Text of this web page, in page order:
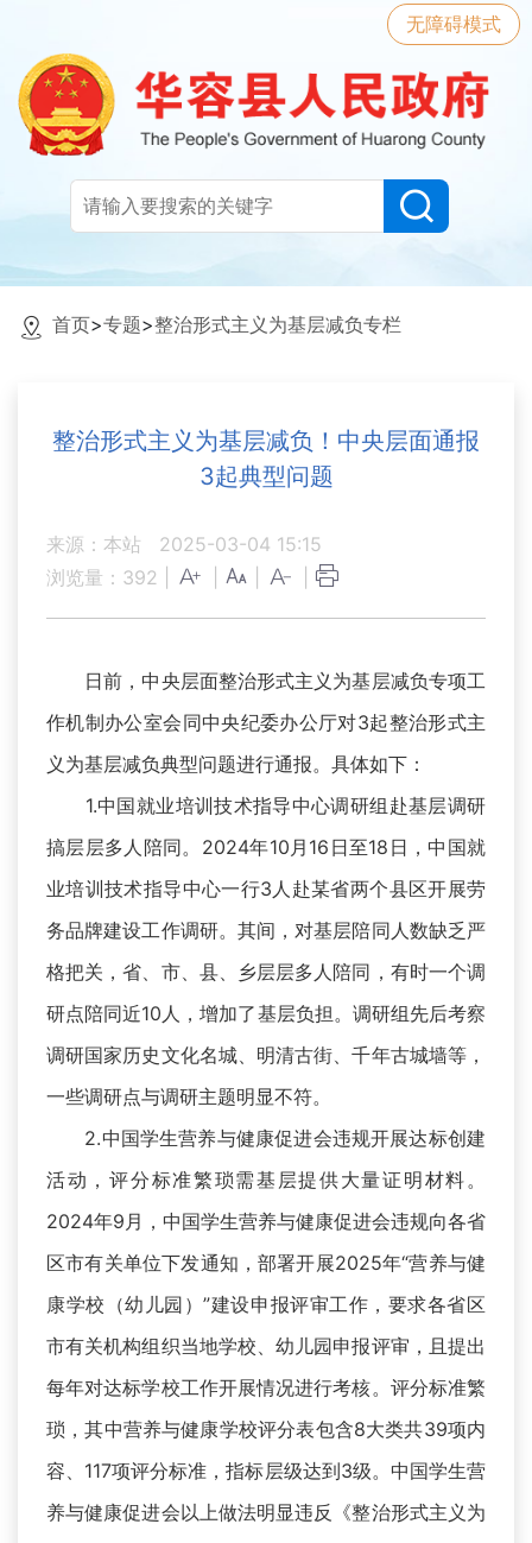
无障碍模式
首页>专题>整治形式主义为基层减负专栏
整治形式主义为基层减负！中央层面通报
3起典型问题
来源：本站
2025-03-04 15:15
浏览量： 392
日前，中央层面整治形式主义为基层减负专项工
作机制办公室会同中央纪委办公厅对3起整治形式主
义为基层减负典型问题进行通报。具体如下：
1.中国就业培训技术指导中心调研组赴基层调研
搞层层多人陪同。2024年10月16日至18日，中国就
业培训技术指导中心一行3人赴某省两个县区开展劳
务品牌建设工作调研。其间，对基层陪同人数缺乏严
格把关，省、市、县、乡层层多人陪同，有时一个调
研点陪同近10人，增加了基层负担。调研组先后考察
调研国家历史文化名城、明清古街、千年古城墙等，
一些调研点与调研主题明显不符。
2.中国学生营养与健康促进会违规开展达标创建
活动，评分标准繁琐需基层提供大量证明材料。
2024年9月，中国学生营养与健康促进会违规向各省
区市有关单位下发通知，部署开展2025年“营养与健
康学校（幼儿园）”建设申报评审工作，要求各省区
市有关机构组织当地学校、幼儿园申报评审，且提出
每年对达标学校工作开展情况进行考核。评分标准繁
琐，其中营养与健康学校评分表包含8大类共39项内
容、117项评分标准，指标层级达到3级。中国学生营
养与健康促进会以上做法明显违反《整治形式主义为